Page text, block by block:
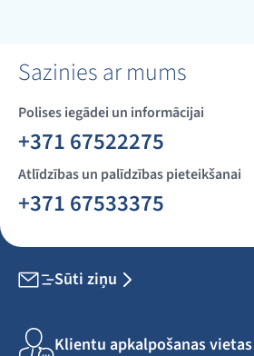
Sazinies ar mums
Polises iegādei un informācijai
+371 67522275
Atlīdzības un palīdzības pieteikšanai
+371 67533375
Sūti ziņu
Klientu apkalpošanas vietas